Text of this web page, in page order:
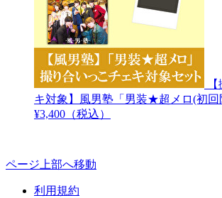
キ対象】風男塾「男装★超メロ(初回
¥3,400（税込）
ページ上部へ移動
利用規約